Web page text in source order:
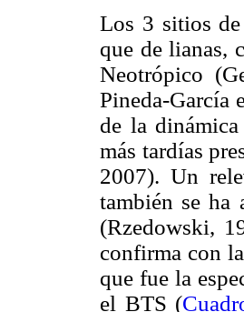
Los 3 sitios de
que de lianas,
Neotrópico
Pineda-García
de la
más tardías
2007). Un
también se ha
(Rzedowski,
confirma con
que fue la
el BTS (